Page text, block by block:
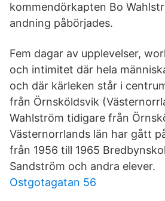
kommendörkapten Bo
andning påbörjades.
Fem dagar av upplevelser,
och intimitet där hela
och där kärleken står i
från Örnsköldsvik
Wahlström tidigare från
Västernorrlands län har gått
från 1956 till 1965
Sandström och andra elever.
Ostgotagatan 56